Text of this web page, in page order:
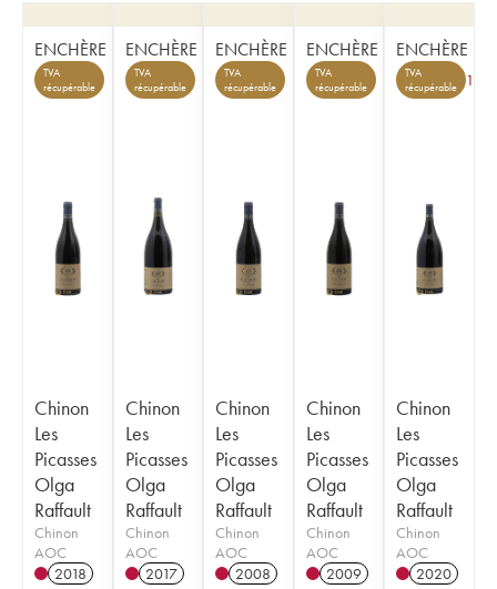
ENCHÈRE
TVA
récupérable
Chinon
Les
Picasses
Olga
Raffault
Chinon
AOC
2018
ENCHÈRE
TVA
récupérable
Chinon
Les
Picasses
Olga
Raffault
Chinon
AOC
2017
ENCHÈRE
TVA
récupérable
Chinon
Les
Picasses
Olga
Raffault
Chinon
AOC
2008
ENCHÈRE
TVA
récupérable
Chinon
Les
Picasses
Olga
Raffault
Chinon
AOC
2009
ENCHÈRE
TVA
récupérable
1
Chinon
Les
Picasses
Olga
Raffault
Chinon
AOC
2020